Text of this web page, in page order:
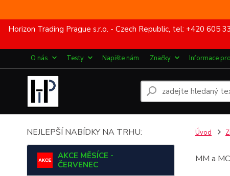
Horizon Trading Prague s.r.o. - Czech Republic, tel: +420
O nás Testy Napište nám Značky Informace
NEJLEPŠÍ NABÍDKY NA TRHU:
AKCE MĚSÍCE -
ČERVENEC
Úvod
MM a